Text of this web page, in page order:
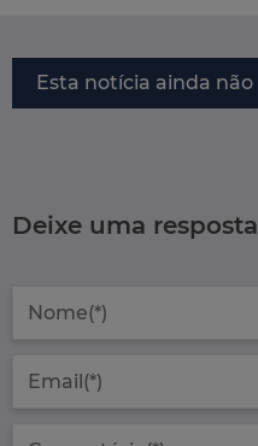
Esta notícia ainda
Deixe uma resposta